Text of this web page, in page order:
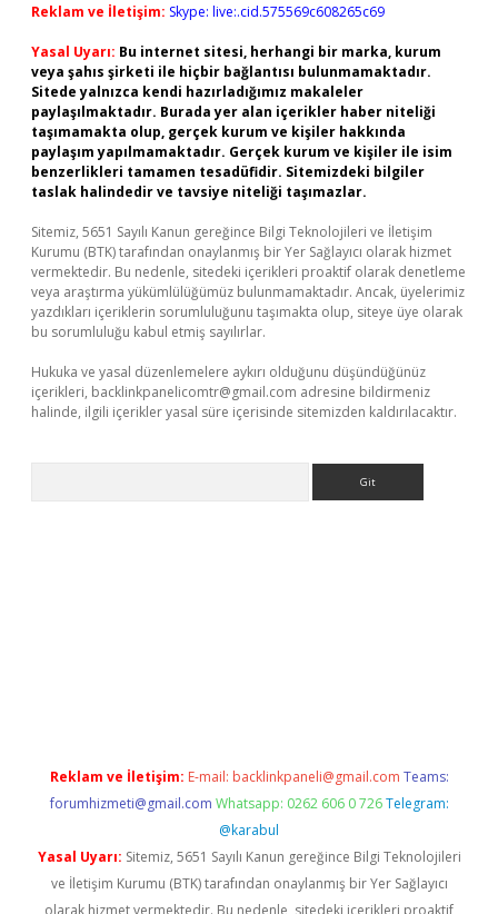
Reklam ve İletişim: Skype: live:.cid.575569c608265c69
Yasal Uyarı: Bu internet sitesi, herhangi bir marka, kurum
veya şahıs şirketi ile hiçbir bağlantısı bulunmamaktadır.
Sitede yalnızca kendi hazırladığımız makaleler
paylaşılmaktadır. Burada yer alan içerikler haber niteliği
taşımamakta olup, gerçek kurum ve kişiler hakkında
paylaşım yapılmamaktadır. Gerçek kurum ve kişiler ile isim
benzerlikleri tamamen tesadüfidir. Sitemizdeki bilgiler
taslak halindedir ve tavsiye niteliği taşımazlar.
Sitemiz, 5651 Sayılı Kanun gereğince Bilgi Teknolojileri ve İletişim
Kurumu (BTK) tarafından onaylanmış bir Yer Sağlayıcı olarak hizmet
vermektedir. Bu nedenle, sitedeki içerikleri proaktif olarak denetleme
veya araştırma yükümlülüğümüz bulunmamaktadır. Ancak, üyelerimiz
yazdıkları içeriklerin sorumluluğunu taşımakta olup, siteye üye olarak
bu sorumluluğu kabul etmiş sayılırlar.
Hukuka ve yasal düzenlemelere aykırı olduğunu düşündüğünüz
içerikleri, backlinkpanelicomtr@gmail.com adresine bildirmeniz
halinde, ilgili içerikler yasal süre içerisinde sitemizden kaldırılacaktır.
Reklam ve İletişim: E-mail: backlinkpaneli@gmail.com Teams:
forumhizmeti@gmail.com Whatsapp: 0262 606 0 726 Telegram:
@karabul
Yasal Uyarı: Sitemiz, 5651 Sayılı Kanun gereğince Bilgi Teknolojileri
ve İletişim Kurumu (BTK) tarafından onaylanmış bir Yer Sağlayıcı
olarak hizmet vermektedir. Bu nedenle, sitedeki içerikleri proaktif